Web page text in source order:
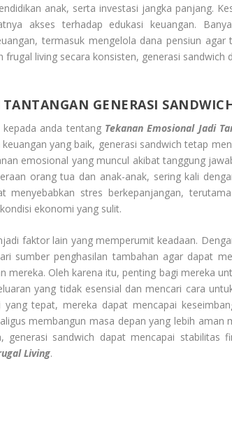
anak, serta investasi jangka panjang.
akses terhadap edukasi keuangan.
termasuk mengelola dana pensiun agar
frugal living secara konsisten, generasi sandwich
GENERASI
anda tentang Tekanan Emosional Jadi
yang baik, generasi sandwich tetap
emosional yang muncul akibat tanggung
orang tua dan anak-anak, sering kali
menyebabkan stres berkepanjangan,
ekonomi yang sulit.
faktor lain yang memperumit keadaan.
sumber penghasilan tambahan agar dapat
mereka. Oleh karena itu, penting bagi mereka
yang tidak esensial dan mencari cara
tepat, mereka dapat mencapai
membangun masa depan yang lebih aman
generasi sandwich dapat mencapai stabilitas
Living.